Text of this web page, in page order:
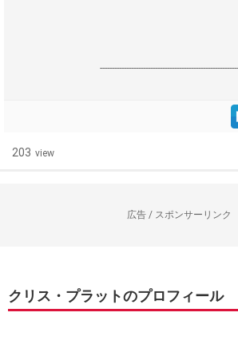
203 view
広告 / スポンサーリンク
クリス・プラットのプロフィール